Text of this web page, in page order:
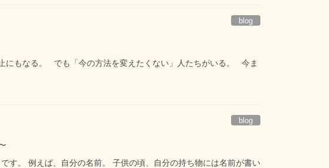
blog
にもなる。 でも「今の方法を変えたくない」人たちがいる。 今ま
blog
す。 例えば、自分の名前。 子供の頃、自分の持ち物には名前が書い